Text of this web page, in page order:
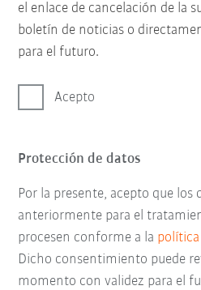
el enlace de cancelación de la
boletín de noticias o
para el futuro.
Acepto
Protección de datos
Por la presente, acepto que los
anteriormente para el
procesen conforme a la
Dicho consentimiento puede
momento con validez para el